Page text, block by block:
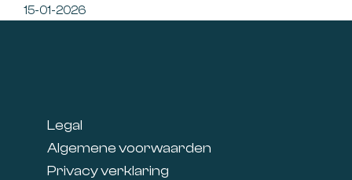
15-01-2026
Legal
Algemene voorwaarden
Privacy verklaring